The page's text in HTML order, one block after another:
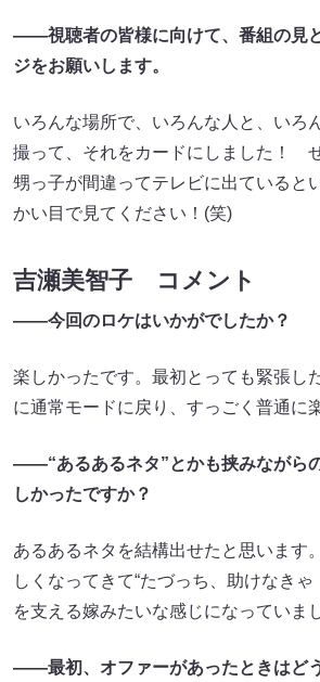
――視聴者の皆様に向けて、番組の見
ジをお願いします。
いろんな場所で、いろんな人と、いろ
撮って、それをカードにしました！
甥っ子が間違ってテレビに出ていると
かい目で見てください！(笑)
吉瀬美智子 コメント
――今回のロケはいかがでしたか？
楽しかったです。最初とっても緊張し
に通常モードに戻り、すっごく普通に
――“あるあるネタ”とかも挟みながら
しかったですか？
あるあるネタを結構出せたと思います
しくなってきて“たづっち、助けなきゃ
を支える嫁みたいな感じになっていま
――最初、オファーがあったときはど